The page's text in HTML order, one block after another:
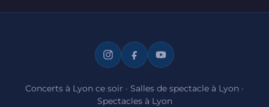
Concerts à Lyon ce soir · Salles de spectacle à Lyon ·
Spectacles à Lyon